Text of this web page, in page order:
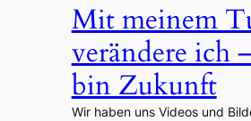
Mit meinem
verändere ich
bin Zukunft
Wir haben uns Videos und